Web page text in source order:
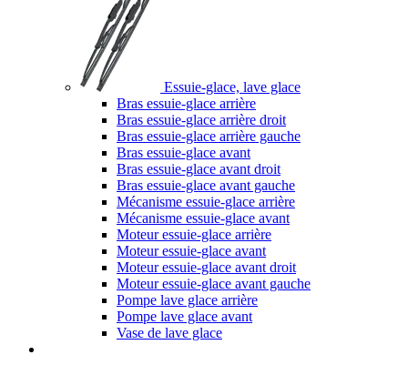
Essuie-glace, lave glace
Bras essuie-glace arrière
Bras essuie-glace arrière droit
Bras essuie-glace arrière gauche
Bras essuie-glace avant
Bras essuie-glace avant droit
Bras essuie-glace avant gauche
Mécanisme essuie-glace arrière
Mécanisme essuie-glace avant
Moteur essuie-glace arrière
Moteur essuie-glace avant
Moteur essuie-glace avant droit
Moteur essuie-glace avant gauche
Pompe lave glace arrière
Pompe lave glace avant
Vase de lave glace